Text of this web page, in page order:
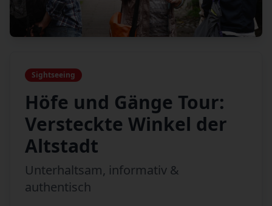
Sightseeing
Höfe und Gänge Tour:
Versteckte Winkel der
Altstadt
Unterhaltsam, informativ &
authentisch